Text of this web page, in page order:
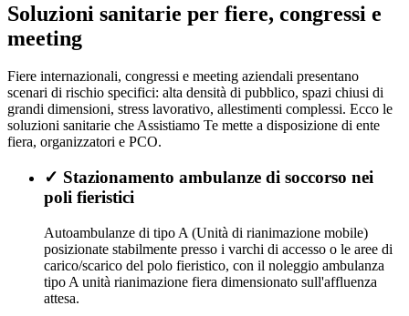
Soluzioni sanitarie per fiere, congressi e
meeting
Fiere internazionali, congressi e meeting aziendali presentano
scenari di rischio specifici: alta densità di pubblico, spazi chiusi di
grandi dimensioni, stress lavorativo, allestimenti complessi. Ecco le
soluzioni sanitarie che Assistiamo Te mette a disposizione di ente
fiera, organizzatori e PCO.
✓ Stazionamento ambulanze di soccorso nei
poli fieristici
Autoambulanze di tipo A (Unità di rianimazione mobile)
posizionate stabilmente presso i varchi di accesso o le aree di
carico/scarico del polo fieristico, con il noleggio ambulanza
tipo A unità rianimazione fiera dimensionato sull'affluenza
attesa.